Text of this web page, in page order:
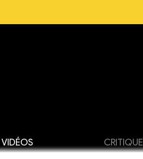
VIDÉOS CRITIQUE